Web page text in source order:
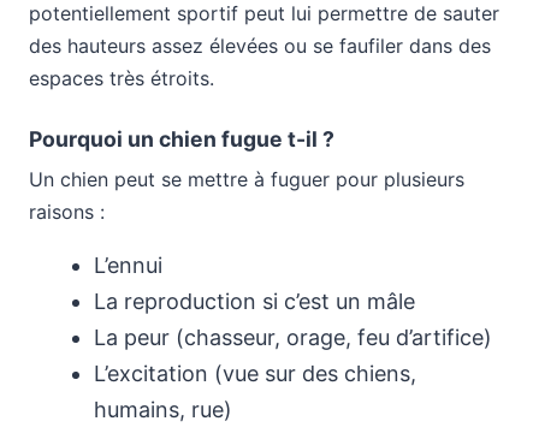
potentiellement sportif peut lui permettre de sauter
des hauteurs assez élevées ou se faufiler dans des
espaces très étroits.
Pourquoi un chien fugue t-il ?
Un chien peut se mettre à fuguer pour plusieurs
raisons :
L’ennui
La reproduction si c’est un mâle
La peur (chasseur, orage, feu d’artifice)
L’excitation (vue sur des chiens,
humains, rue)